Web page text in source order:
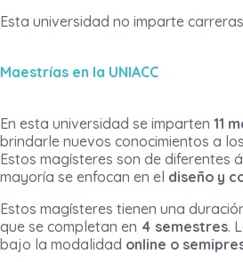
Esta universidad no imparte
Maestrías en la UNIACC
En esta universidad se imparten 11
brindarle nuevos conocimientos a
Estos magísteres son de diferentes
mayoría se enfocan en el diseño y
Estos magísteres tienen una
que se completan en 4 semestres.
bajo la modalidad online o